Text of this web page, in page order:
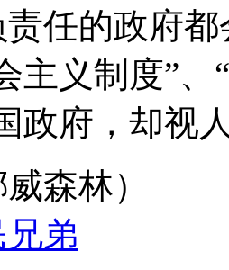
任的政府
主义制度”
政府，却视
森林）
弟